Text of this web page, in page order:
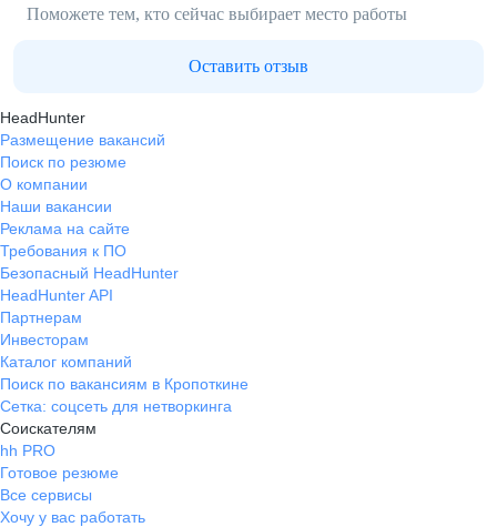
Поможете тем, кто сейчас выбирает место работы
Оставить отзыв
HeadHunter
Размещение вакансий
Поиск по резюме
О компании
Наши вакансии
Реклама на сайте
Требования к ПО
Безопасный HeadHunter
HeadHunter API
Партнерам
Инвесторам
Каталог компаний
Поиск по вакансиям в Кропоткине
Сетка: соцсеть для нетворкинга
Соискателям
hh PRO
Готовое резюме
Все сервисы
Хочу у вас работать